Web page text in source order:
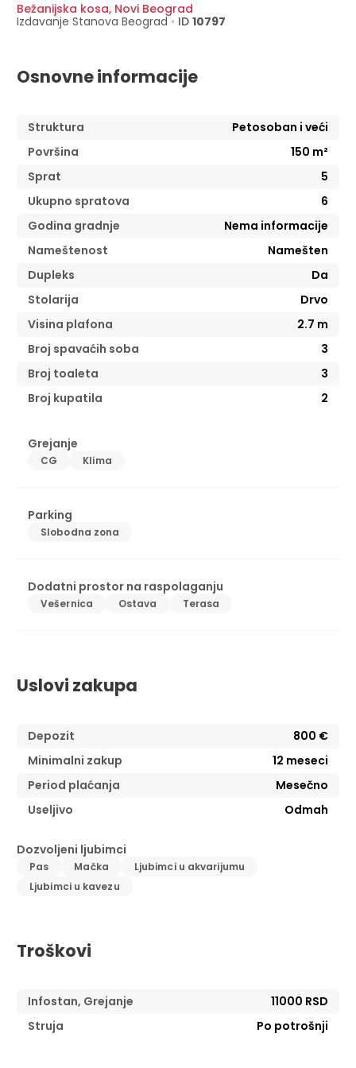
Bežanijska kosa, Novi Beograd
Izdavanje Stanova Beograd • ID 10797
Osnovne informacije
Struktura
Petosoban i veći
Površina
150 m²
Sprat
5
Ukupno spratova
6
Godina gradnje
Nema informacije
Nameštenost
Namešten
Dupleks
Da
Stolarija
Drvo
Visina plafona
2.7 m
Broj spavaćih soba
3
Broj toaleta
3
Broj kupatila
2
Grejanje
CG Klima
Parking
Slobodna zona
Dodatni prostor na raspolaganju
Vešernica Ostava Terasa
Uslovi zakupa
Depozit
800 €
Minimalni zakup
12 meseci
Period plaćanja
Mesečno
Useljivo
Odmah
Dozvoljeni ljubimci
Pas Mačka
Ljubimci u akvarijumu
Ljubimci u kavezu
Troškovi
Infostan, Grejanje
11000 RSD
Struja
Po potrošnji